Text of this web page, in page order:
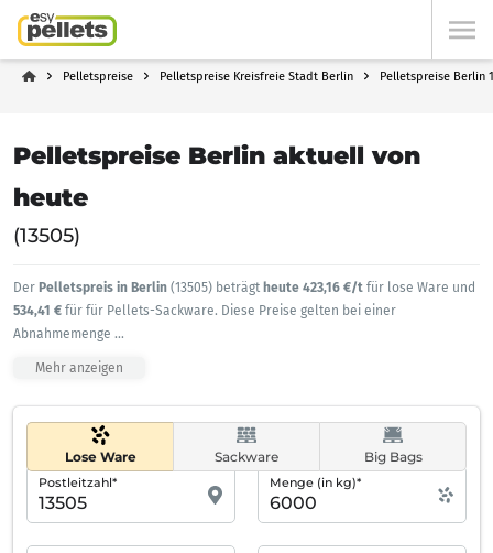
Pelletspreise Pelletspreise Kreisfreie Stadt Berlin Pelletspreise Berlin
Pelletspreise Berlin aktuell von
heute
(13505)
Der Pelletspreis in Berlin (13505) beträgt heute 423,16 €/t für lose Ware und
534,41 € für für Pellets-Sackware. Diese Preise gelten bei einer
Abnahmemenge ...
Mehr anzeigen
Lose Ware Sackware Big Bags
Postleitzahl* Menge (in kg)*